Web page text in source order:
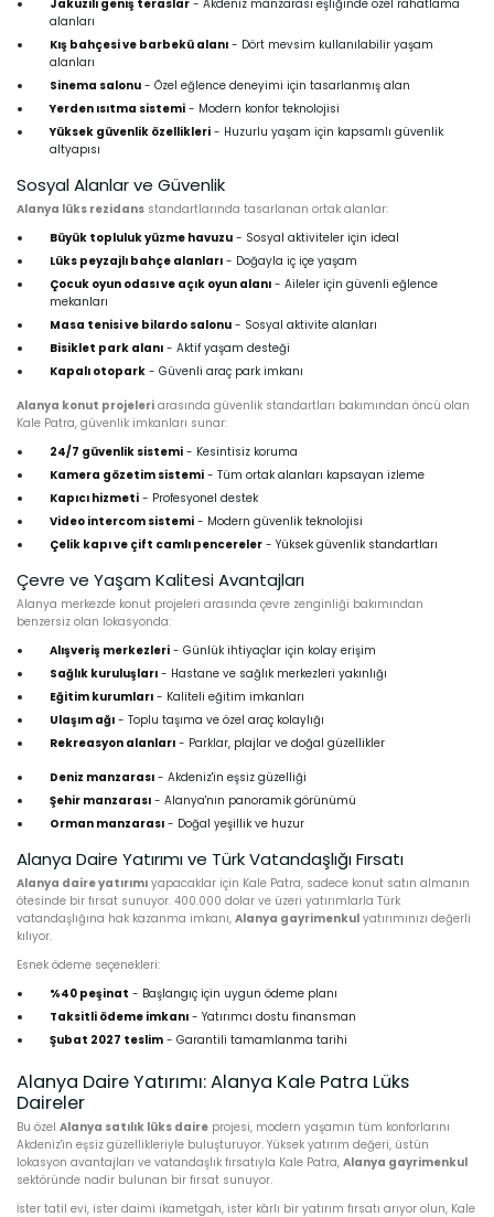
Jakuzili geniş teraslar - Akdeniz manzarası eşliğinde özel rahatlama
alanları
Kış bahçesi ve barbekü alanı - Dört mevsim kullanılabilir yaşam
alanları
Sinema salonu - Özel eğlence deneyimi için tasarlanmış alan
Yerden ısıtma sistemi - Modern konfor teknolojisi
Yüksek güvenlik özellikleri - Huzurlu yaşam için kapsamlı güvenlik
altyapısı
Sosyal Alanlar ve Güvenlik
Alanya lüks rezidans standartlarında tasarlanan ortak alanlar:
Büyük topluluk yüzme havuzu - Sosyal aktiviteler için ideal
Lüks peyzajlı bahçe alanları - Doğayla iç içe yaşam
Çocuk oyun odası ve açık oyun alanı - Aileler için güvenli eğlence
mekanları
Masa tenisi ve bilardo salonu - Sosyal aktivite alanları
Bisiklet park alanı - Aktif yaşam desteği
Kapalı otopark - Güvenli araç park imkanı
Alanya konut projeleri arasında güvenlik standartları bakımından öncü olan
Kale Patra, güvenlik imkanları sunar:
24/7 güvenlik sistemi - Kesintisiz koruma
Kamera gözetim sistemi - Tüm ortak alanları kapsayan izleme
Kapıcı hizmeti - Profesyonel destek
Video intercom sistemi - Modern güvenlik teknolojisi
Çelik kapı ve çift camlı pencereler - Yüksek güvenlik standartları
Çevre ve Yaşam Kalitesi Avantajları
Alanya merkezde konut projeleri arasında çevre zenginliği bakımından
benzersiz olan lokasyonda:
Alışveriş merkezleri - Günlük ihtiyaçlar için kolay erişim
Sağlık kuruluşları - Hastane ve sağlık merkezleri yakınlığı
Eğitim kurumları - Kaliteli eğitim imkanları
Ulaşım ağı - Toplu taşıma ve özel araç kolaylığı
Rekreasyon alanları - Parklar, plajlar ve doğal güzellikler
Deniz manzarası - Akdeniz'in eşsiz güzelliği
Şehir manzarası - Alanya'nın panoramik görünümü
Orman manzarası - Doğal yeşillik ve huzur
Alanya Daire Yatırımı ve Türk Vatandaşlığı Fırsatı
Alanya daire yatırımı yapacaklar için Kale Patra, sadece konut satın almanın
ötesinde bir fırsat sunuyor. 400.000 dolar ve üzeri yatırımlarla Türk
vatandaşlığına hak kazanma imkanı, Alanya gayrimenkul yatırımınızı değerli
kılıyor.
Esnek ödeme seçenekleri:
%40 peşinat - Başlangıç için uygun ödeme planı
Taksitli ödeme imkanı - Yatırımcı dostu finansman
Şubat 2027 teslim - Garantili tamamlanma tarihi
Alanya Daire Yatırımı: Alanya Kale Patra Lüks
Daireler
Bu özel Alanya satılık lüks daire projesi, modern yaşamın tüm konforlarını
Akdeniz'in eşsiz güzellikleriyle buluşturuyor. Yüksek yatırım değeri, üstün
lokasyon avantajları ve vatandaşlık fırsatıyla Kale Patra, Alanya gayrimenkul
sektöründe nadir bulunan bir fırsat sunuyor.
İster tatil evi, ister daimi ikametgah, ister kârlı bir yatırım fırsatı arıyor olun, Kale